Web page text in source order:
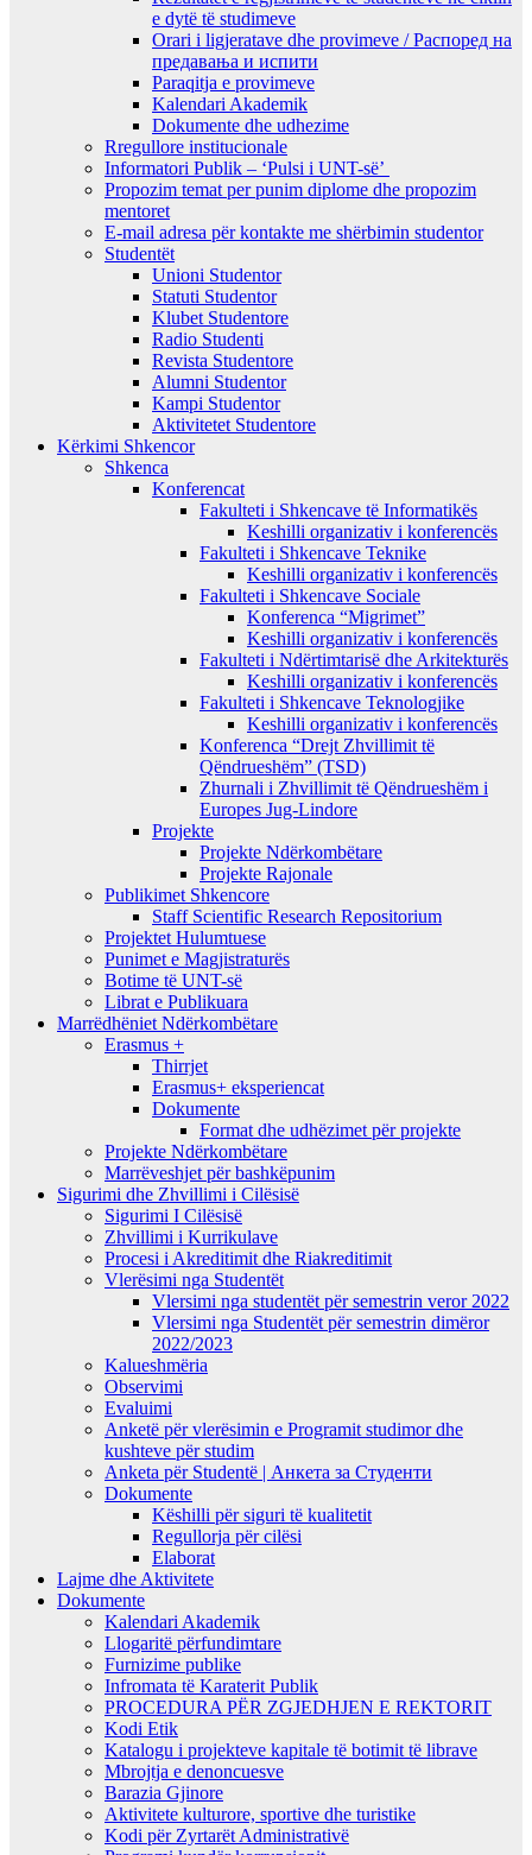
e dytë të studimeve
Orari i ligjeratave dhe provimeve / Распоред на
предавањa и испити
Paraqitja e provimeve
Kalendari Akademik
Dokumente dhe udhezime
Rregullore institucionale
Informatori Publik – ‘Pulsi i UNT-së’
Propozim temat per punim diplome dhe propozim
mentoret
E-mail adresa për kontakte me shërbimin studentor
Studentët
Unioni Studentor
Statuti Studentor
Klubet Studentore
Radio Studenti
Revista Studentore
Alumni Studentor
Kampi Studentor
Aktivitetet Studentore
Kërkimi Shkencor
Shkenca
Konferencat
Fakulteti i Shkencave të Informatikës
Keshilli organizativ i konferencës
Fakulteti i Shkencave Teknike
Keshilli organizativ i konferencës
Fakulteti i Shkencave Sociale
Konferenca “Migrimet”
Keshilli organizativ i konferencës
Fakulteti i Ndërtimtarisë dhe Arkitekturës
Keshilli organizativ i konferencës
Fakulteti i Shkencave Teknologjike
Keshilli organizativ i konferencës
Konferenca “Drejt Zhvillimit të
Qëndrueshëm” (TSD)
Zhurnali i Zhvillimit të Qëndrueshëm i
Europes Jug-Lindore
Projekte
Projekte Ndërkombëtare
Projekte Rajonale
Publikimet Shkencore
Staff Scientific Research Repositorium
Projektet Hulumtuese
Punimet e Magjistraturës
Botime të UNT-së
Librat e Publikuara
Marrëdhëniet Ndërkombëtare
Erasmus +
Thirrjet
Erasmus+ eksperiencat
Dokumente
Format dhe udhëzimet për projekte
Projekte Ndërkombëtare
Marrëveshjet për bashkëpunim
Sigurimi dhe Zhvillimi i Cilësisë
Sigurimi I Cilësisë
Zhvillimi i Kurrikulave
Procesi i Akreditimit dhe Riakreditimit
Vlerësimi nga Studentët
Vlersimi nga studentët për semestrin veror 2022
Vlersimi nga Studentët për semestrin dimëror
2022/2023
Kalueshmëria
Observimi
Evaluimi
Anketë për vlerësimin e Programit studimor dhe
kushteve për studim
Anketa për Studentë | Анкета за Студенти
Dokumente
Këshilli për siguri të kualitetit
Regullorja për cilësi
Elaborat
Lajme dhe Aktivitete
Dokumente
Kalendari Akademik
Llogaritë përfundimtare
Furnizime publike
Infromata të Karaterit Publik
PROCEDURA PËR ZGJEDHJEN E REKTORIT
Kodi Etik
Katalogu i projekteve kapitale të botimit të librave
Mbrojtja e denoncuesve
Barazia Gjinore
Aktivitete kulturore, sportive dhe turistike
Kodi për Zyrtarët Administrativë